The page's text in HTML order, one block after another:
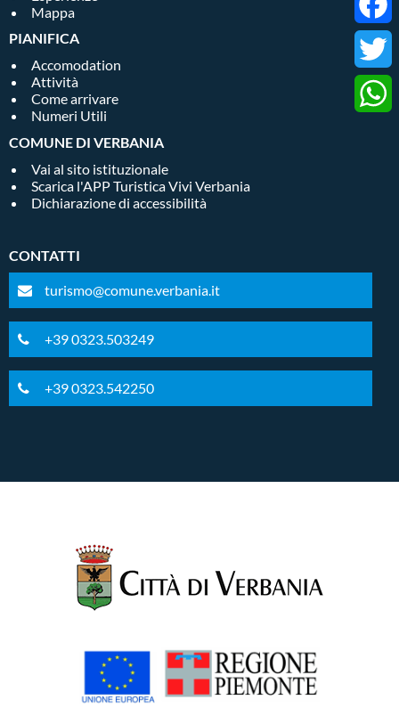
Twitter
Mappa
PIANIFICA
Accomodation
Attività
Come arrivare
Numeri Utili
COMUNE DI VERBANIA
Vai al sito istituzionale
Scarica l'APP Turistica Vivi Verbania
Dichiarazione di accessibilità
CONTATTI
turismo@comune.verbania.it
+39 0323.503249
+39 0323.542250